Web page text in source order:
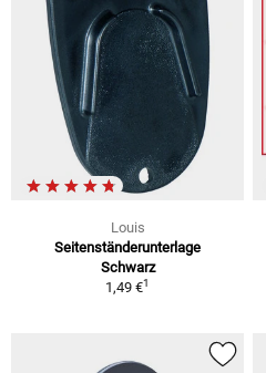
Louis
Seitenständerunterlage
Schwarz
1,49 €1